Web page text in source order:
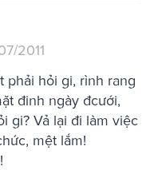
2011
phải hỏi gi, rình rang
đinh ngày đcưới,
gi? Vả lại đi làm việc
mệt lắm!